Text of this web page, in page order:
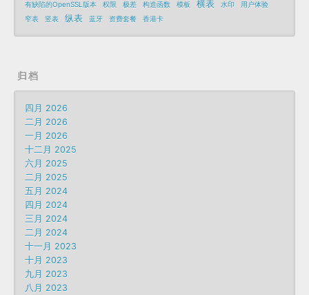
有缺陷的OpenSSL版本
权限 极差 构造函数 模板 横表 水印
用户体验
窄表
竖表 纵表 蓝牙 资费套餐 香港卡
归档
四月 2026
二月 2026
一月 2026
十二月 2025
六月 2025
二月 2025
五月 2024
四月 2024
三月 2024
二月 2024
十一月 2023
十月 2023
九月 2023
八月 2023